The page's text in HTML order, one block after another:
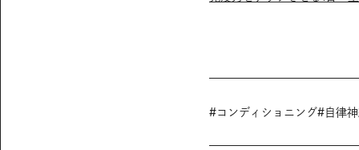
#コンディショニング#自律